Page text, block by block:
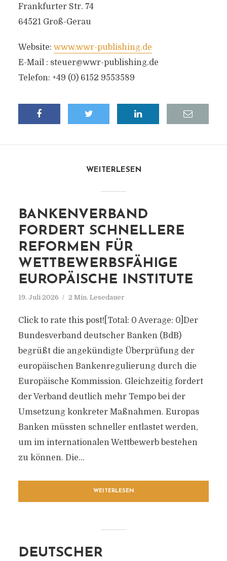
Frankfurter Str. 74
64521 Groß-Gerau
Website: www.wwr-publishing.de
E-Mail : steuer@wwr-publishing.de
Telefon: +49 (0) 6152 9553589
WEITERLESEN
BANKENVERBAND
FORDERT SCHNELLERE
REFORMEN FÜR
WETTBEWERBSFÄHIGE
EUROPÄISCHE INSTITUTE
19. Juli 2026 2 Min. Lesedauer
Click to rate this post![Total: 0 Average: 0]Der
Bundesverband deutscher Banken (BdB)
begrüßt die angekündigte Überprüfung der
europäischen Bankenregulierung durch die
Europäische Kommission. Gleichzeitig fordert
der Verband deutlich mehr Tempo bei der
Umsetzung konkreter Maßnahmen. Europas
Banken müssten schneller entlastet werden,
um im internationalen Wettbewerb bestehen
zu können. Die...
WEITERLESEN
DEUTSCHER